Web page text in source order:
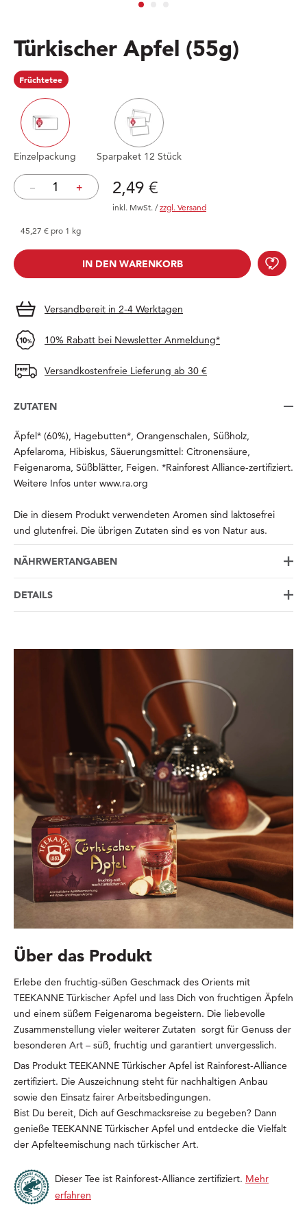
Türkischer Apfel (55g)
Früchtetee
Einzelpackung Sparpaket 12 Stück
– + Preis: 2,49 €
2,49 €
inkl. MwSt. /zzgl. Versand
45,27 € pro 1 kg
IN DEN WARENKORB
Versandbereit in 2-4 Werktagen
10% Rabatt bei Newsletter Anmeldung*
Versandkostenfreie Lieferung ab 30 €
ZUTATEN
Äpfel* (60%), Hagebutten*, Orangenschalen, Süßholz,
Apfelaroma, Hibiskus, Säuerungsmittel: Citronensäure,
Feigenaroma, Süßblätter, Feigen. *Rainforest Alliance-zertifiziert.
Weitere Infos unter www.ra.org
Die in diesem Produkt verwendeten Aromen sind laktosefrei
und glutenfrei. Die übrigen Zutaten sind es von Natur aus.
NÄHRWERTANGABEN
DETAILS
Über das Produkt
Erlebe den fruchtig-süßen Geschmack des Orients mit
TEEKANNE Türkischer Apfel und lass Dich von fruchtigen Äpfeln
und einem süßem Feigenaroma begeistern. Die liebevolle
Zusammenstellung vieler weiterer Zutaten sorgt für Genuss der
besonderen Art – süß, fruchtig und garantiert unvergesslich.
Das Produkt TEEKANNE Türkischer Apfel ist Rainforest-Alliance
zertifiziert. Die Auszeichnung steht für nachhaltigen Anbau
sowie den Einsatz fairer Arbeitsbedingungen.
Bist Du bereit, Dich auf Geschmacksreise zu begeben? Dann
genieße TEEKANNE Türkischer Apfel und entdecke die Vielfalt
der Apfelteemischung nach türkischer Art.
Dieser Tee ist Rainforest-Alliance zertifiziert. Mehr
erfahren